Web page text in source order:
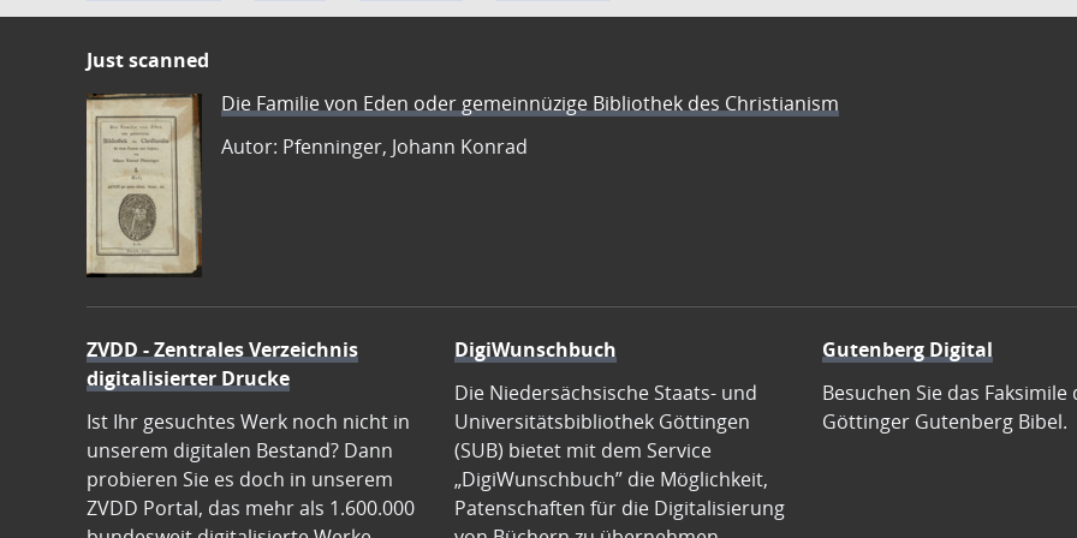
Just scanned
Die Familie von Eden oder gemeinnüzige Bibliothek des Christianism
Autor: Pfenninger, Johann Konrad
ZVDD - Zentrales Verzeichnis
digitalisierter Drucke
Ist Ihr gesuchtes Werk noch nicht in
unserem digitalen Bestand? Dann
probieren Sie es doch in unserem
ZVDD Portal, das mehr als 1.600.000
DigiWunschbuch
Die Niedersächsische Staats- und
Universitätsbibliothek Göttingen
(SUB) bietet mit dem Service
„DigiWunschbuch” die Möglichkeit,
Patenschaften für die Digitalisierung
Gutenberg Digital
Besuchen Sie das Faksimile
Göttinger Gutenberg Bibel.